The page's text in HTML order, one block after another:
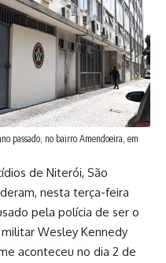
passado, no bairro Amendoeira, em
de Niterói, São
nesta terça-feira
pela polícia de ser o
Wesley Kennedy
aconteceu no dia 2 de